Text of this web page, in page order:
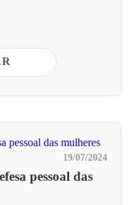
19/07/2024
pessoal das